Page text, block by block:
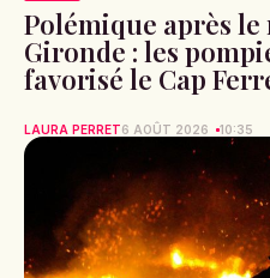
Polémique après le
Gironde : les
favorisé le Cap
LAURA PERRET6 AOÛT 2026 10:35